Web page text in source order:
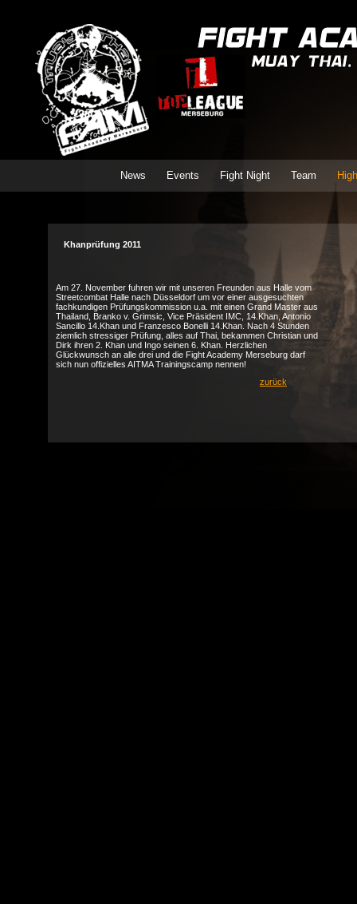
News Events Fight Night Team
Khanprüfung 2011
Am 27. November fuhren wir mit unseren Freunden aus Halle vom
Streetcombat Halle nach Düsseldorf um vor einer ausgesuchten
fachkundigen Prüfungskommission u.a. mit einen Grand Master aus
Thailand, Branko v. Grimsic, Vice Präsident IMC, 14.Khan, Antonio
Sancillo 14.Khan und Franzesco Bonelli 14.Khan. Nach 4 Stunden
ziemlich stressiger Prüfung, alles auf Thai, bekammen Christian und
Dirk ihren 2. Khan und Ingo seinen 6. Khan. Herzlichen
Glückwunsch an alle drei und die Fight Academy Merseburg darf
sich nun offizielles AITMA Trainingscamp nennen!
zurück